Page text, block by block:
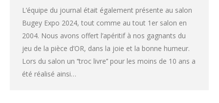
L’équipe du journal était également présente au salon
Bugey Expo 2024, tout comme au tout 1er salon en
2004. Nous avons offert l’apéritif à nos gagnants du
jeu de la pièce d’OR, dans la joie et la bonne humeur.
Lors du salon un ‘‘troc livre’’ pour les moins de 10 ans a
été réalisé ainsi…